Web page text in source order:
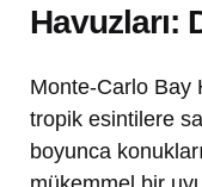
Havuzları:
Monte-Carlo Bay
tropik esintilere
boyunca